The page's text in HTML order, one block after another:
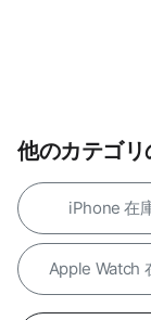
他のカテゴ
iPhone 在
Apple Watch